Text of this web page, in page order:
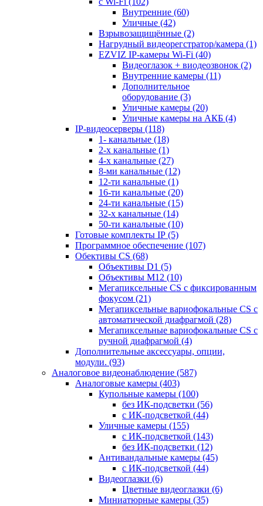
Внутренние (60)
Уличные (42)
Взрывозащищённые (2)
Нагрудный видеорегстратор/камера (1)
EZVIZ IP-камеры Wi-Fi (40)
Видеоглазок + виодеозвонок (2)
Внутренние камеры (11)
Дополнительное
оборудование (3)
Уличные камеры (20)
Уличные камеры на АКБ (4)
IP-видеосерверы (118)
1- канальные (18)
2-х канальные (1)
4-х канальные (27)
8-ми канальные (12)
12-ти канальные (1)
16-ти канальные (20)
24-ти канальные (15)
32-х канальные (14)
50-ти канальные (10)
Готовые комплекты IP (5)
Программное обеспечение (107)
Обективы CS (68)
Объективы D1 (5)
Объективы M12 (10)
Мегапиксельные CS c фиксированным
фокусом (21)
Мегапиксельные вариофокальные CS c
автоматической диафрагмой (28)
Мегапиксельные вариофокальные CS c
ручной диафрагмой (4)
Дополнительные аксессуары, опции,
модули. (93)
Аналоговое видеонаблюдение (587)
Аналоговые камеры (403)
Купольные камеры (100)
без ИК-подсветки (56)
с ИК-подсветкой (44)
Уличные камеры (155)
с ИК-подсветкой (143)
без ИК-подсветки (12)
Антивандальные камеры (45)
с ИК-подсветкой (44)
Видеоглазки (6)
Цветные видеоглазки (6)
Миниатюрные камеры (35)